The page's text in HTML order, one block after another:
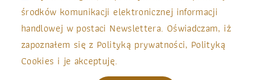
środków komunikacji elektronicznej informacji
handlowej w postaci Newslettera. Oświadczam, iż
zapoznałem się z Polityką prywatności, Polityką
Cookies i je akceptuję.